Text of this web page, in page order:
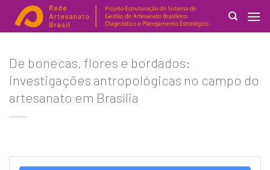
for:
De bonecas, flores e bordados:
investigações antropológicas no campo do
artesanato em Brasília